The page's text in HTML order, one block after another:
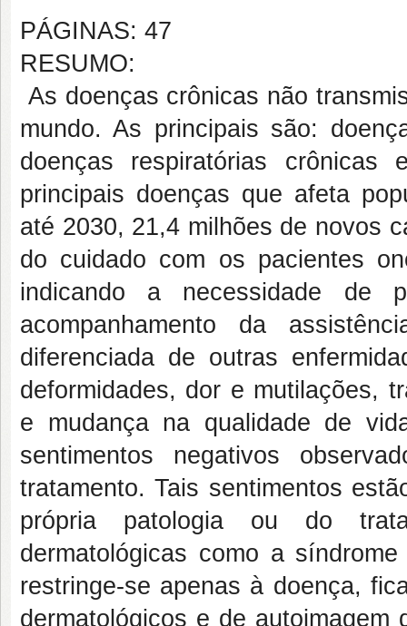
PÁGINAS: 47
RESUMO:
As doenças crônicas não
mundo. As principais são:
doenças respiratórias
principais doenças que afeta
até 2030, 21,4 milhões de novos
do cuidado com os pacientes
indicando a necessidade de
acompanhamento da
diferenciada de outras
deformidades, dor e mutilações,
e mudança na qualidade de
sentimentos negativos
tratamento. Tais sentimentos
própria patologia ou do
dermatológicas como a
restringe-se apenas à doença,
dermatológicos e de